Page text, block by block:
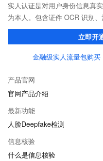
实人认证是对用户身份信息真
为本人。包含证件 OCR 识别
应用于金融、互联网娱乐、网
立即开
金融级实人流量包购买
产品官网
官网产品介绍
最新功能
人脸Deepfake检测
信息核验
什么是信息核验